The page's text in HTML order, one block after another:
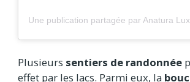
Plusieurs sentiers de randonnée
effet par les lacs. Parmi eux, la